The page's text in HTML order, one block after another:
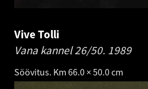
Vive Tolli
Vana kannel 26/50. 1989
Söövitus. Km 66.0 × 50.0 cm